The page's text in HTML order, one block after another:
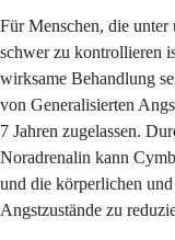
Für Menschen, die unter
schwer zu kontrollieren
wirksame Behandlung
von Generalisierten
7 Jahren zugelassen.
Noradrenalin kann
und die körperlichen
Angstzustände zu